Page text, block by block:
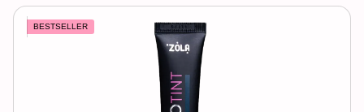
BESTSELLER